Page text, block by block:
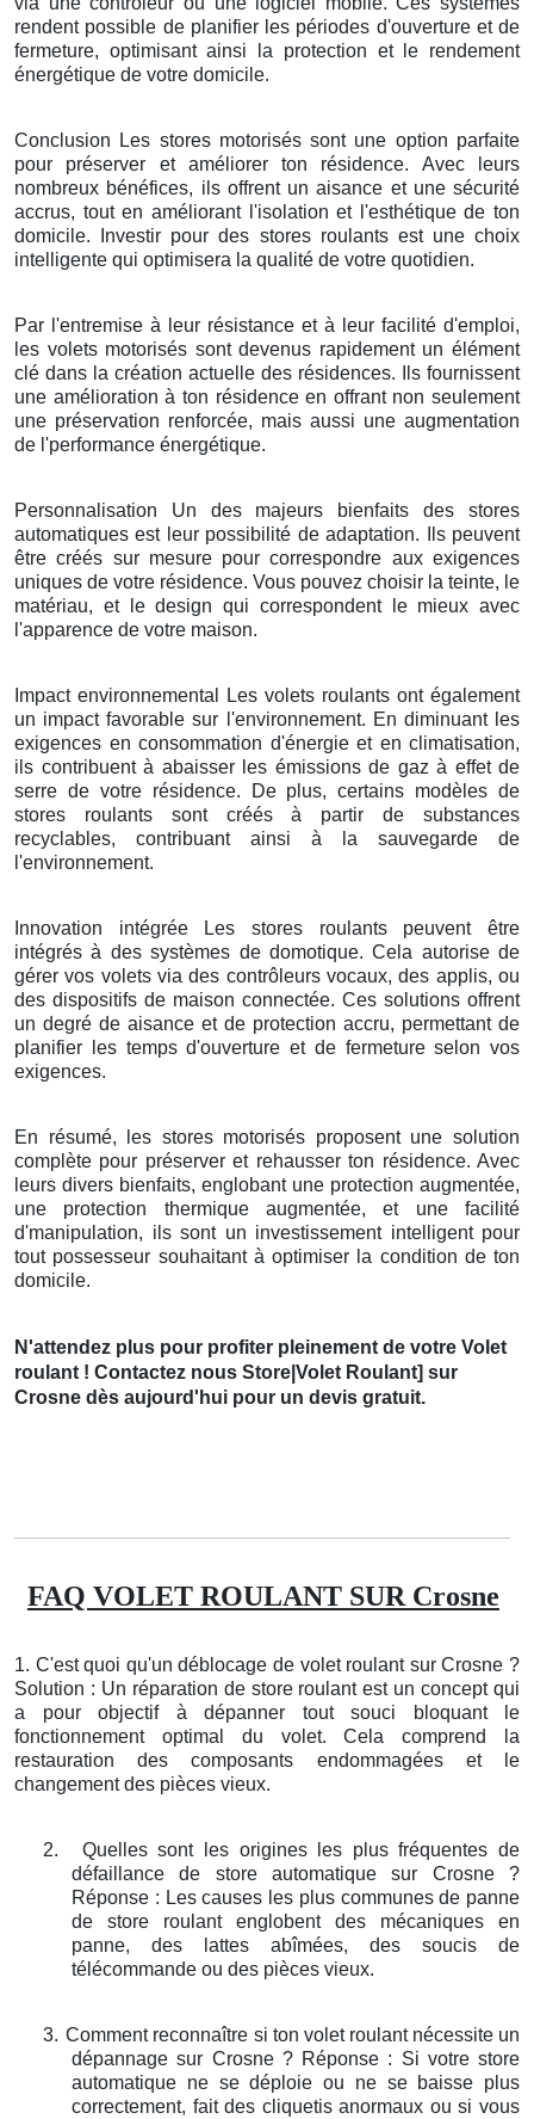
rendent possible de planifier les périodes d'ouverture et de
fermeture, optimisant ainsi la protection et le rendement
énergétique de votre domicile.
Conclusion Les stores motorisés sont une option parfaite
pour préserver et améliorer ton résidence. Avec leurs
nombreux bénéfices, ils offrent un aisance et une sécurité
accrus, tout en améliorant l'isolation et l'esthétique de ton
domicile. Investir pour des stores roulants est une choix
intelligente qui optimisera la qualité de votre quotidien.
Par l'entremise à leur résistance et à leur facilité d'emploi,
les volets motorisés sont devenus rapidement un élément
clé dans la création actuelle des résidences. Ils fournissent
une amélioration à ton résidence en offrant non seulement
une préservation renforcée, mais aussi une augmentation
de l'performance énergétique.
Personnalisation Un des majeurs bienfaits des stores
automatiques est leur possibilité de adaptation. Ils peuvent
être créés sur mesure pour correspondre aux exigences
uniques de votre résidence. Vous pouvez choisir la teinte, le
matériau, et le design qui correspondent le mieux avec
l'apparence de votre maison.
Impact environnemental Les volets roulants ont également
un impact favorable sur l'environnement. En diminuant les
exigences en consommation d'énergie et en climatisation,
ils contribuent à abaisser les émissions de gaz à effet de
serre de votre résidence. De plus, certains modèles de
stores roulants sont créés à partir de substances
recyclables, contribuant ainsi à la sauvegarde de
l'environnement.
Innovation intégrée Les stores roulants peuvent être
intégrés à des systèmes de domotique. Cela autorise de
gérer vos volets via des contrôleurs vocaux, des applis, ou
des dispositifs de maison connectée. Ces solutions offrent
un degré de aisance et de protection accru, permettant de
planifier les temps d'ouverture et de fermeture selon vos
exigences.
En résumé, les stores motorisés proposent une solution
complète pour préserver et rehausser ton résidence. Avec
leurs divers bienfaits, englobant une protection augmentée,
une protection thermique augmentée, et une facilité
d'manipulation, ils sont un investissement intelligent pour
tout possesseur souhaitant à optimiser la condition de ton
domicile.
N'attendez plus pour profiter pleinement de votre Volet
roulant ! Contactez nous Store|Volet Roulant] sur
Crosne dès aujourd'hui pour un devis gratuit.
FAQ VOLET ROULANT SUR Crosne
1. C'est quoi qu'un déblocage de volet roulant sur Crosne ?
Solution : Un réparation de store roulant est un concept qui
a pour objectif à dépanner tout souci bloquant le
fonctionnement optimal du volet. Cela comprend la
restauration des composants endommagées et le
changement des pièces vieux.
2.
Quelles sont les origines les plus fréquentes de
défaillance de store automatique sur Crosne ?
Réponse : Les causes les plus communes de panne
de store roulant englobent des mécaniques en
panne, des lattes abîmées, des soucis de
télécommande ou des pièces vieux.
3. Comment reconnaître si ton volet roulant nécessite un
dépannage sur Crosne ? Réponse : Si votre store
automatique ne se déploie ou ne se baisse plus
correctement, fait des cliquetis anormaux ou si vous